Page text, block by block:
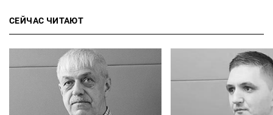
СЕЙЧАС ЧИТАЮТ